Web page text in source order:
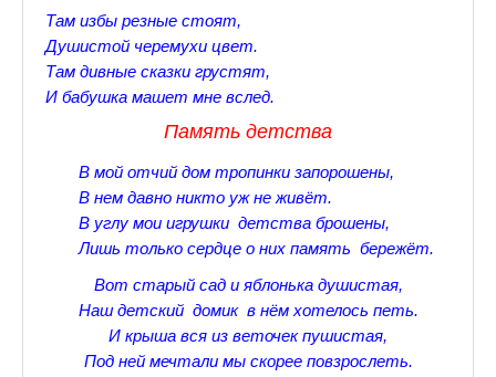
♪♫Рассказы 3★
♪♫Все тексты новых песен★
♪♫Детские песенки★
♪♫Красивые стихи★
♪♫Eще раз про любовь★
♪♫Песни в стиле реп★
♪♫♪♫Романсы♪♫♪♫
Там избы резные стоят,
Душистой черемухи цвет.
Там дивные сказки грустят,
И бабушка машет мне вслед.
Память детства
В мой отчий дом тропинки запорошены,
В нем давно никто уж не живёт.
В углу мои игрушки детства брошены,
Лишь только сердце о них память бережёт.
Вот старый сад и яблонька душистая,
Наш детский домик в нём хотелось петь.
И крыша вся из веточек пушистая,
Под ней мечтали мы скорее повзрослеть.